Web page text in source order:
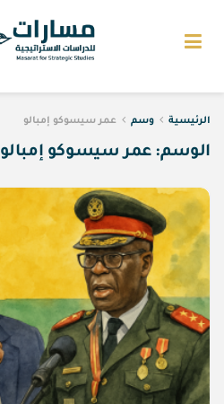
الرئيسية وسم عمر سيسوكو إمبالو
الوسم:عمر سيسوكو إمبالو